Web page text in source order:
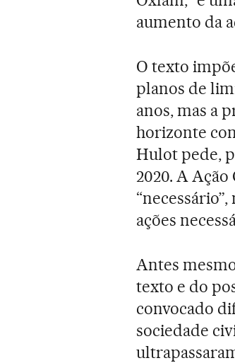
aumento da
O texto
planos de
anos, mas a
horizonte
Hulot pede,
2020. A
ações
Antes
texto e do
convocado
sociedade